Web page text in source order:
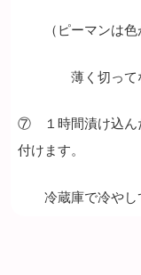
（ピーマンは色
薄く切ってな
⑦ １時間漬け込ん
付けます。
冷蔵庫で冷やし